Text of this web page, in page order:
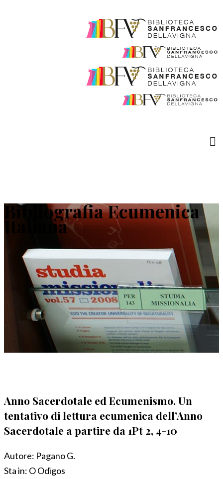
Bibliografia Ecumenica
Italiana
Anno Sacerdotale ed Ecumenismo. Un
tentativo di lettura ecumenica dell’Anno
Sacerdotale a partire da 1Pt 2, 4-10
Autore: Pagano G.
Sta in: O Odigos